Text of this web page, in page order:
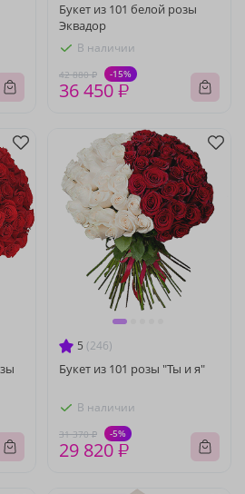
Букет из 101 белой розы
Эквадор
В наличии
42 880 ₽ -15%
36 450 ₽
5 (246)
Букет из 101 розы "Ты и я"
В наличии
31 370 ₽ -5%
29 820 ₽